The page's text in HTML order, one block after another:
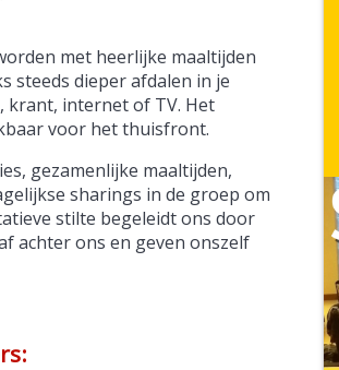
met heerlijke maaltijden
steeds dieper afdalen in je
krant, internet of TV. Het
voor het thuisfront.
gezamenlijke maaltijden,
sharings in de groep om
stilte begeleidt ons door
achter ons en geven onszelf